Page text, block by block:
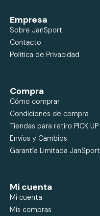
Empresa
Sobre JanSport
Contacto
Política de Privacidad
Compra
Cómo comprar
Condiciones de compra
Tiendas para retiro PICK UP
Envíos y Cambios
Garantía Limitada JanSport
Mi cuenta
Mi cuenta
Mis compras